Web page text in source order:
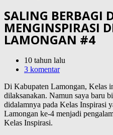
SALING BERBAGI
MENGINSPIRASI
LAMONGAN #4
10 tahun lalu
3 komentar
Di Kabupaten Lamongan, Kelas
dilaksanakan. Namun saya baru
didalamnya pada Kelas Inspirasi
Lamongan ke-4 menjadi
Kelas Inspirasi.